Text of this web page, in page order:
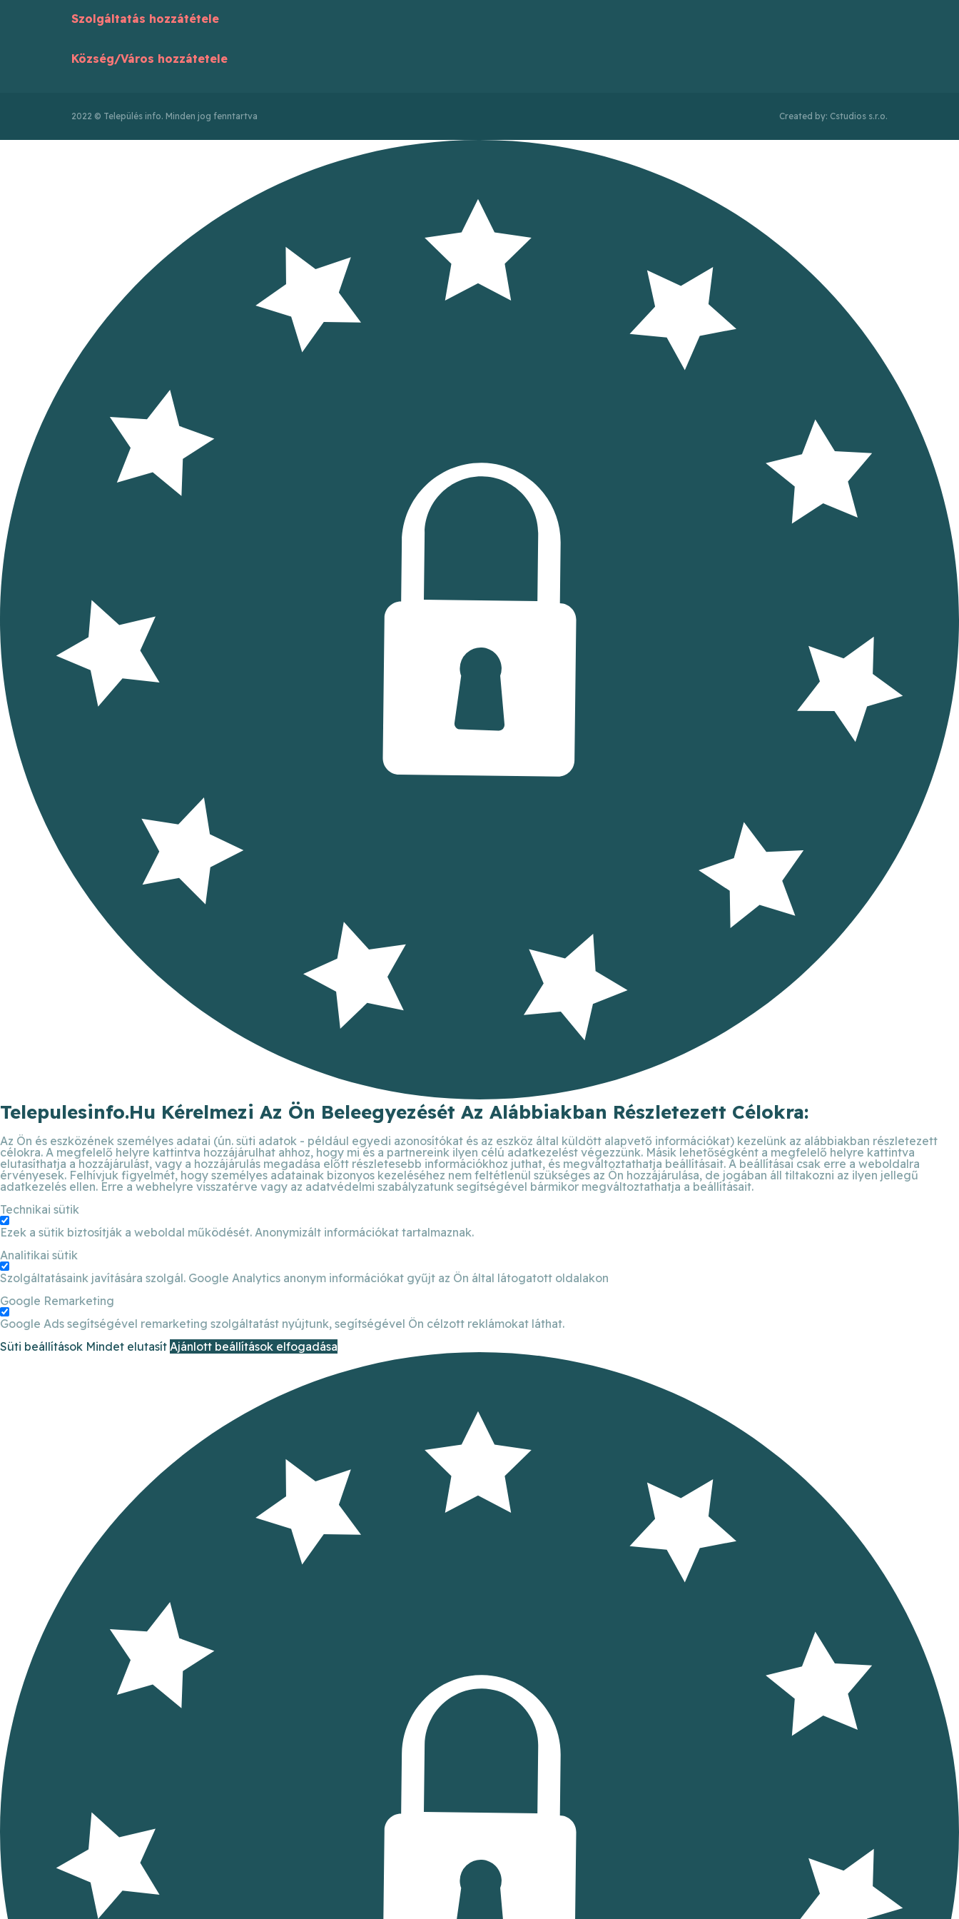
Szolgáltatás hozzátétele
Község/Város hozzátetele
2022 © Település info. Minden jog fenntartva Created by: Cstudios s.r.o.
Telepulesinfo.hu Kérelmezi Az Ön Beleegyezését Az Alábbiakban Részletezett Célokra:
Az Ön és eszközének személyes adatai (ún. süti adatok - például egyedi azonosítókat és az eszköz által küldött alapvető információkat) kezelünk az alábbiakban részletezett
célokra. A megfelelő helyre kattintva hozzájárulhat ahhoz, hogy mi és a partnereink ilyen célú adatkezelést végezzünk. Másik lehetőségként a megfelelő helyre kattintva
elutasíthatja a hozzájárulást, vagy a hozzájárulás megadása előtt részletesebb információkhoz juthat, és megváltoztathatja beállításait. A beállításai csak erre a weboldalra
érvényesek. Felhívjuk figyelmét, hogy személyes adatainak bizonyos kezeléséhez nem feltétlenül szükséges az Ön hozzájárulása, de jogában áll tiltakozni az ilyen jellegű
adatkezelés ellen. Erre a webhelyre visszatérve vagy az adatvédelmi szabályzatunk segítségével bármikor megváltoztathatja a beállításait.
Technikai sütik
Ezek a sütik biztosítják a weboldal működését. Anonymizált információkat tartalmaznak.
Analitikai sütik
Szolgáltatásaink javítására szolgál. Google Analytics anonym információkat gyűjt az Ön által látogatott oldalakon
Google Remarketing
Google Ads segítségével remarketing szolgáltatást nyújtunk, segítségével Ön célzott reklámokat láthat.
Süti beállítások Mindet elutasít Ajánlott beállítások elfogadása